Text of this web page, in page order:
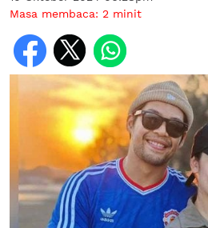
Masa membaca: 2 minit